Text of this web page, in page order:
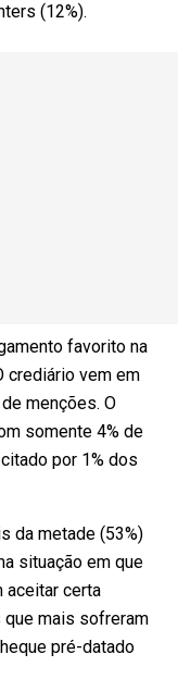
(12%).
favorito na
crediário vem em
menções. O
somente 4% de
por 1% dos
da metade (53%)
situação em que
aceitar certa
que mais sofreram
pré-datado